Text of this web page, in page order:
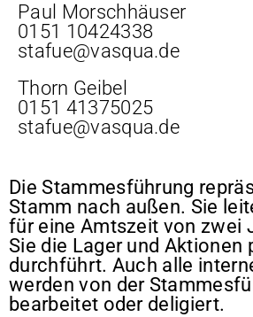
Paul Morschhäuser
0151 10424338
stafue@vasqua.de
Thorn Geibel
0151 41375025
stafue@vasqua.de
Die Stammesführung
Stamm nach außen. Sie
für eine Amtszeit von zwei
Sie die Lager und Aktionen
durchführt. Auch alle
werden von der
bearbeitet oder deligiert.